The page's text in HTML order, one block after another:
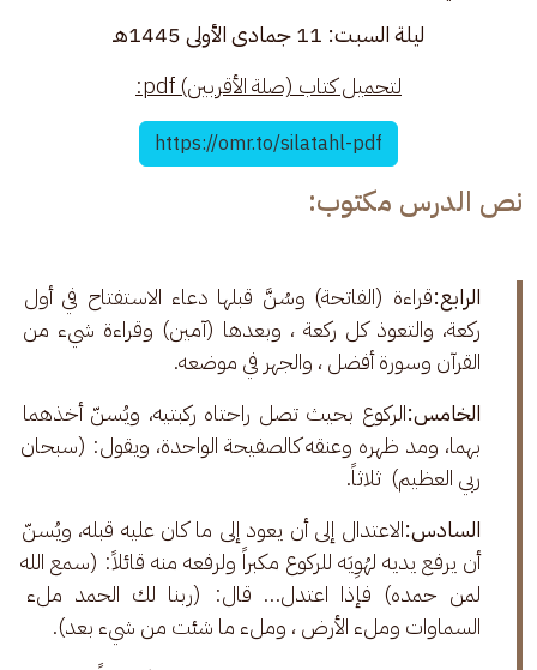
ليلة السبت: 11 جمادى الأولى 1445هـ
لتحميل كتاب (صلة الأقربين) pdf:
https://omr.to/silatahl-pdf
نص الدرس مكتوب:
الرابع:قراءة (الفاتحة) وسُنَّ قبلها دعاء الاستفتاح في أول
ركعة، والتعوذ كل ركعة ، وبعدها (آمين) وقراءة شيء من
القرآن وسورة أفضل ، والجهر في موضعه.
الخامس:الركوع بحيث تصل راحتاه ركبتيه، ويُسنّ أخذهما
بهما، ومد ظهره وعنقه كالصفيحة الواحدة، ويقول: (سبحان
ربي العظيم)  ثلاثاً.
السادس:الاعتدال إلى أن يعود إلى ما كان عليه قبله، ويُسنّ
أن يرفع يديه لهُوِيَه للركوع مكبراً ولرفعه منه قائلاً: (سمع الله
لمن حمده) فإذا اعتدل… قال: (ربنا لك الحمد ملء
السماوات وملء الأرض ، وملء ما شئت من شيء بعد).